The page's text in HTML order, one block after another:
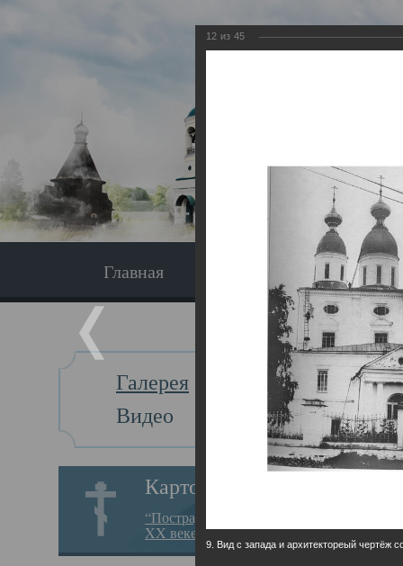
Главная Экскурсия
Галерея
Видео
Картотека
“Пострадавшие за веру в
XX веке на Севере”
Главная
12 из 45
9. Вид с запада и архитектореый чертёж